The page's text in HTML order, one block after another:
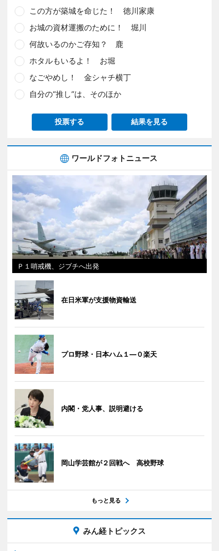
この方が築城を命じた！ 徳川家康
お城の資材運搬のために！ 堀川
何故いるのかご存知？ 鹿
ホタルもいるよ！ お堀
なごやめし！ 金シャチ横丁
自分の“推し”は、そのほか
投票する 結果を見る
ワールドフォトニュース
Ｐ１哨戒機、ジブチへ出発
在日米軍が支援物資輸送
プロ野球・日本ハム１―０楽天
内閣・党人事、説明避ける
岡山学芸館が２回戦へ 高校野球
もっと見る
みん経トピックス